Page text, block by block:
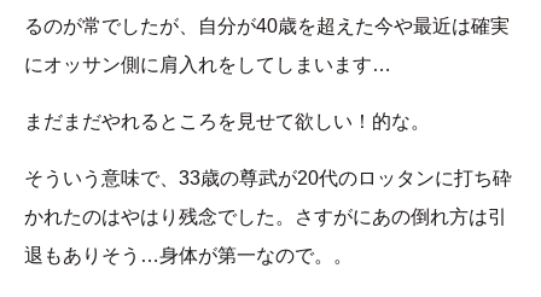
るのが常でしたが、自分が40歳を超えた今や最近は確実
にオッサン側に肩入れをしてしまいます…
まだまだやれるところを見せて欲しい！的な。
そういう意味で、33歳の尊武が20代のロッタンに打ち砕
かれたのはやはり残念でした。さすがにあの倒れ方は引
退もありそう…身体が第一なので。。